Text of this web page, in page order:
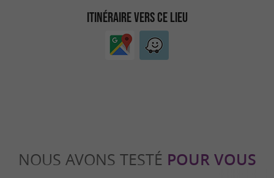
ITINÉRAIRE VERS CE LIEU
NOUS AVONS TESTÉ POUR VOUS